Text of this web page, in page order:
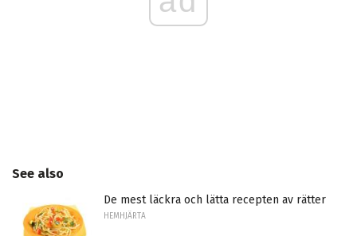
See also
De mest läckra och lätta recepten av rätter
HEMHJÄRTA